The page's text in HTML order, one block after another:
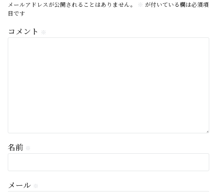
メールアドレスが公開されることはありません。 ※ が付いている欄は必須項
目です
コメント ※
名前 ※
メール ※